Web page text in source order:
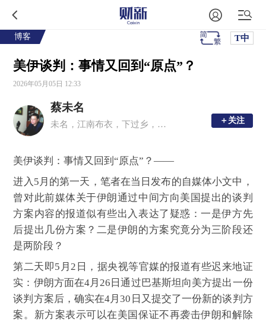
博客 T中
美伊谈判：事情又回到“原点”？
2026年05月05日 12:33
蔡未名
未名，江南布衣，下过乡，上过学，教过书，写过小说…… ＋关注
＋关注
美伊谈判：事情又回到“原点”？——
进入5月的第一天，笔者在当日发布的自媒体小文中，
曾对此前媒体关于伊朗通过中间方向美国提出的谈判
方案内容的报道似有些出入表达了疑惑：一是伊方先
后提出几份方案？二是伊朗的方案究竟分为三阶段还
是两阶段？
第二天即5月2日，据央视等官媒的报道有些迟来地证
实：伊朗方面在4月26日通过巴基斯坦向美方提出一份
谈判方案后，确实在4月30日又提交了一份新的谈判方
案。新方案表示可以在美国保证不再袭击伊朗和解除